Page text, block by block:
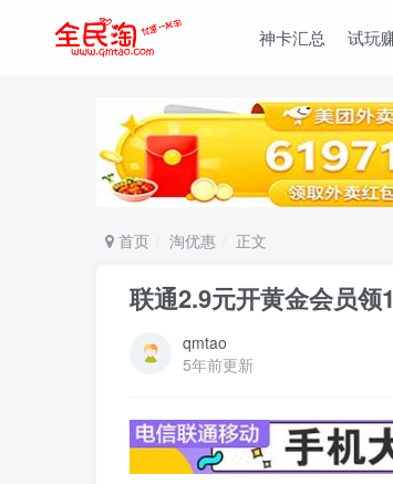
神卡汇总 试玩
首页 淘优惠 正文
联通2.9元开黄金会员
qmtao
5年前更新